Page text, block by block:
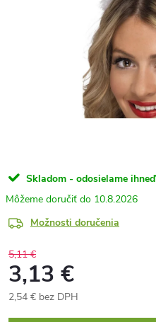
Skladom - odosielame ihneď
10.8.2026
Možnosti doručenia
5,11 €
3,13 €
2,54 € bez DPH